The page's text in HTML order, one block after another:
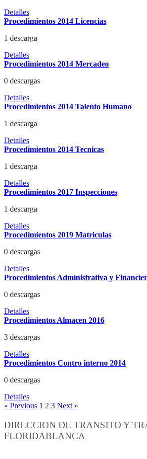
Detalles
Procedimientos 2014 Licencias
1 descarga
Detalles
Procedimientos 2014 Mercadeo
0 descargas
Detalles
Procedimientos 2014 Talento Humano
1 descarga
Detalles
Procedimientos 2014 Tecnicas
1 descarga
Detalles
Procedimientos 2017 Inspecciones
1 descarga
Detalles
Procedimientos 2019 Matriculas
0 descargas
Detalles
Procedimientos Administrativa y
0 descargas
Detalles
Procedimientos Almacen 2016
3 descargas
Detalles
Procedimientos Contro interno 2014
0 descargas
Detalles
« Previous 1 2 3 Next »
DIRECCION DE TRANSITO Y
FLORIDABLANCA